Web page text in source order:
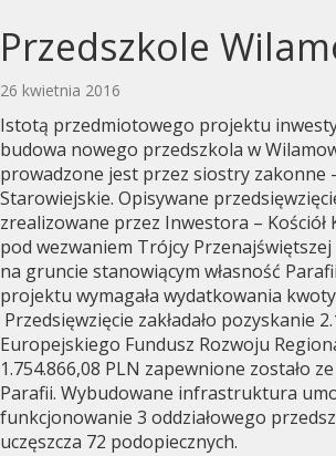
o.
o.
Przedszkole
26 kwietnia 2016
Istotą przedmiotowego projektu
budowa nowego przedszkola w
prowadzone jest przez siostry zakonne
Starowiejskie. Opisywane
zrealizowane przez Inwestora – Kościół
pod wezwaniem Trójcy Przenajświętszej
na gruncie stanowiącym własność
projektu wymagała wydatkowania kwoty
Przedsięwzięcie zakładało pozyskanie
Europejskiego Fundusz Rozwoju
1.754.866,08 PLN zapewnione zostało
Parafii. Wybudowane infrastruktura
funkcjonowanie 3 oddziałowego
uczęszcza 72 podopiecznych.